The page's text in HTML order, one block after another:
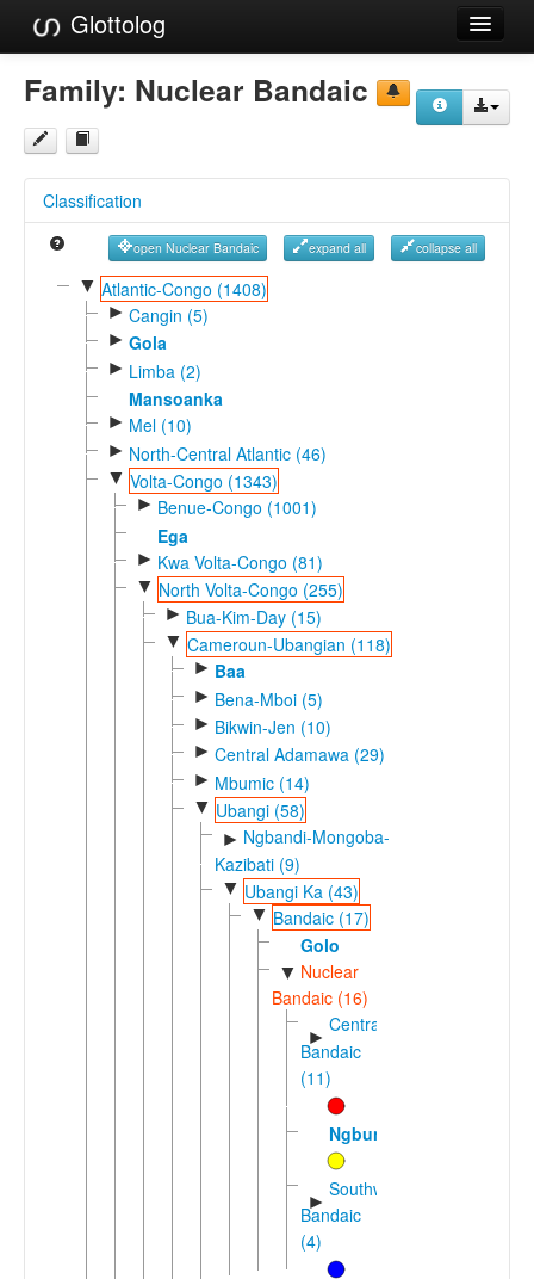
Glottolog
Languages
Families
References
Reference Search
GlottoScope
Family: Nuclear Bandaic
Classification
open Nuclear Bandaic expand all collapse all
▼ Atlantic-Congo (1408)
► Cangin (5)
► Gola
► Limba (2)
Mansoanka
► Mel (10)
► North-Central Atlantic (46)
▼ Volta-Congo (1343)
► Benue-Congo (1001)
Ega
► Kwa Volta-Congo (81)
▼ North Volta-Congo (255)
► Bua-Kim-Day (15)
▼ Cameroun-Ubangian (118)
► Baa
► Bena-Mboi (5)
► Bikwin-Jen (10)
► Central Adamawa (29)
► Mbumic (14)
▼ Ubangi (58)
► Ngbandi-Mongoba-
Kazibati (9)
▼ Ubangi Ka (43)
▼ Bandaic (17)
Golo
▼ Nuclear
Bandaic (16)
►
Central
Bandaic
(11)
Ngbundu
►
Southwest
Bandaic
(4)